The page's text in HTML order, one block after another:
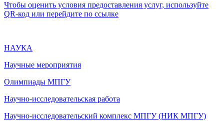
Чтобы оценить условия предоставления услуг, используйте
QR-код или перейдите по ссылке
НАУКА
Научные мероприятия
Олимпиады МПГУ
Научно-исследовательская работа
Научно-исследовательский комплекс МПГУ (НИК МПГУ)